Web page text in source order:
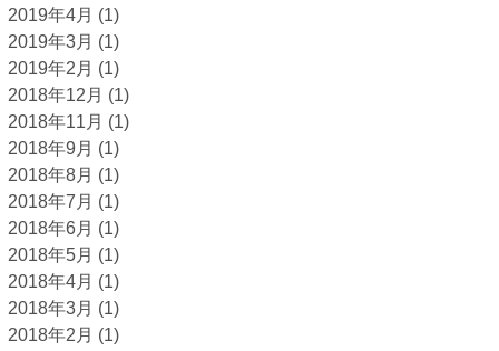
2019年4月 (1)
2019年3月 (1)
2019年2月 (1)
2018年12月 (1)
2018年11月 (1)
2018年9月 (1)
2018年8月 (1)
2018年7月 (1)
2018年6月 (1)
2018年5月 (1)
2018年4月 (1)
2018年3月 (1)
2018年2月 (1)